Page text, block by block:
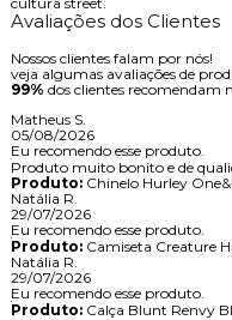
Avaliações dos Clientes
Nossos clientes falam por nós!
veja algumas avaliações de
99% dos clientes recomendam
Matheus S.
05/08/2026
Eu recomendo esse produto.
Produto muito bonito e de
Produto:Chinelo Hurley
Natália R.
29/07/2026
Eu recomendo esse produto.
Produto:Camiseta Creature
Natália R.
29/07/2026
Eu recomendo esse produto.
Produto:Calça Blunt Renvy